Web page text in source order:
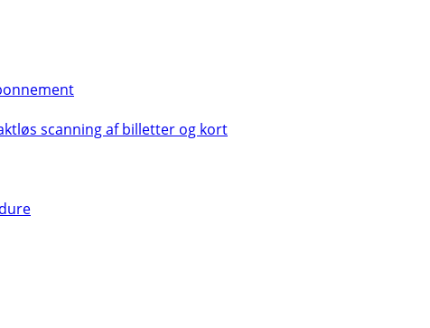
scanning af billetter og kort